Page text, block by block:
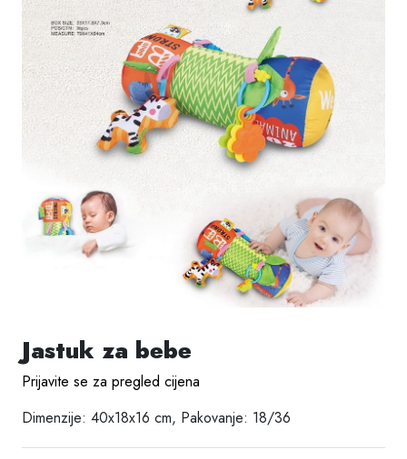
Jastuk za bebe
Prijavite se za pregled cijena
Dimenzije: 40x18x16 cm, Pakovanje: 18/36